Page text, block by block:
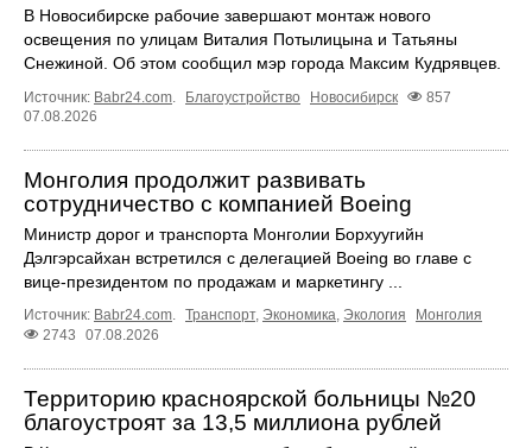
В Новосибирске рабочие завершают монтаж нового
освещения по улицам Виталия Потылицына и Татьяны
Снежиной. Об этом сообщил мэр города Максим Кудрявцев.
Источник: Babr24.com. Благоустройство Новосибирск
857
07.08.2026
Монголия продолжит развивать
сотрудничество с компанией Boeing
Министр дорог и транспорта Монголии Борхуугийн
Дэлгэрсайхан встретился с делегацией Boeing во главе с
вице-президентом по продажам и маркетингу ...
Источник: Babr24.com. Транспорт, Экономика, Экология
Монголия
2743
07.08.2026
Территорию красноярской больницы №20
благоустроят за 13,5 миллиона рублей